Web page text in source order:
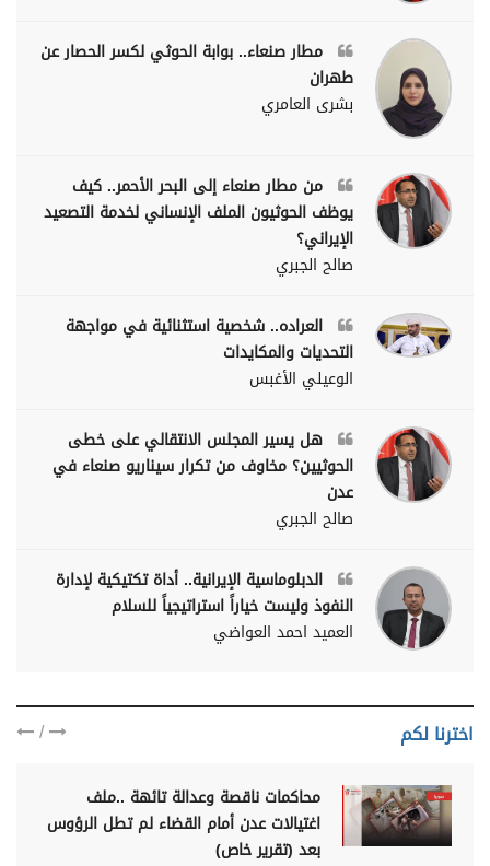
مطار صنعاء.. بوابة الحوثي لكسر الحصار عن
طهران
بشرى العامري
من مطار صنعاء إلى البحر الأحمر.. كيف
يوظف الحوثيون الملف الإنساني لخدمة التصعيد
الإيراني؟
صالح الجبري
العراده.. شخصية استثنائية في مواجهة
التحديات والمكايدات
الوعيلي الأغبس
هل يسير المجلس الانتقالي على خطى
الحوثيين؟ مخاوف من تكرار سيناريو صنعاء في
عدن
صالح الجبري
الدبلوماسية الإيرانية.. أداة تكتيكية لإدارة
النفوذ وليست خياراً استراتيجياً للسلام
العميد احمد العواضي
اخترنا لكم /
محاكمات ناقصة وعدالة تائهة ..ملف
اغتيالات عدن أمام القضاء لم تطل الرؤوس
بعد (تقرير خاص)